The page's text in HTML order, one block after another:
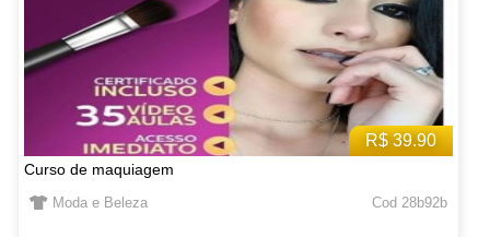
R$ 39.90
Curso de maquiagem
Moda e Beleza Cod 28b92b